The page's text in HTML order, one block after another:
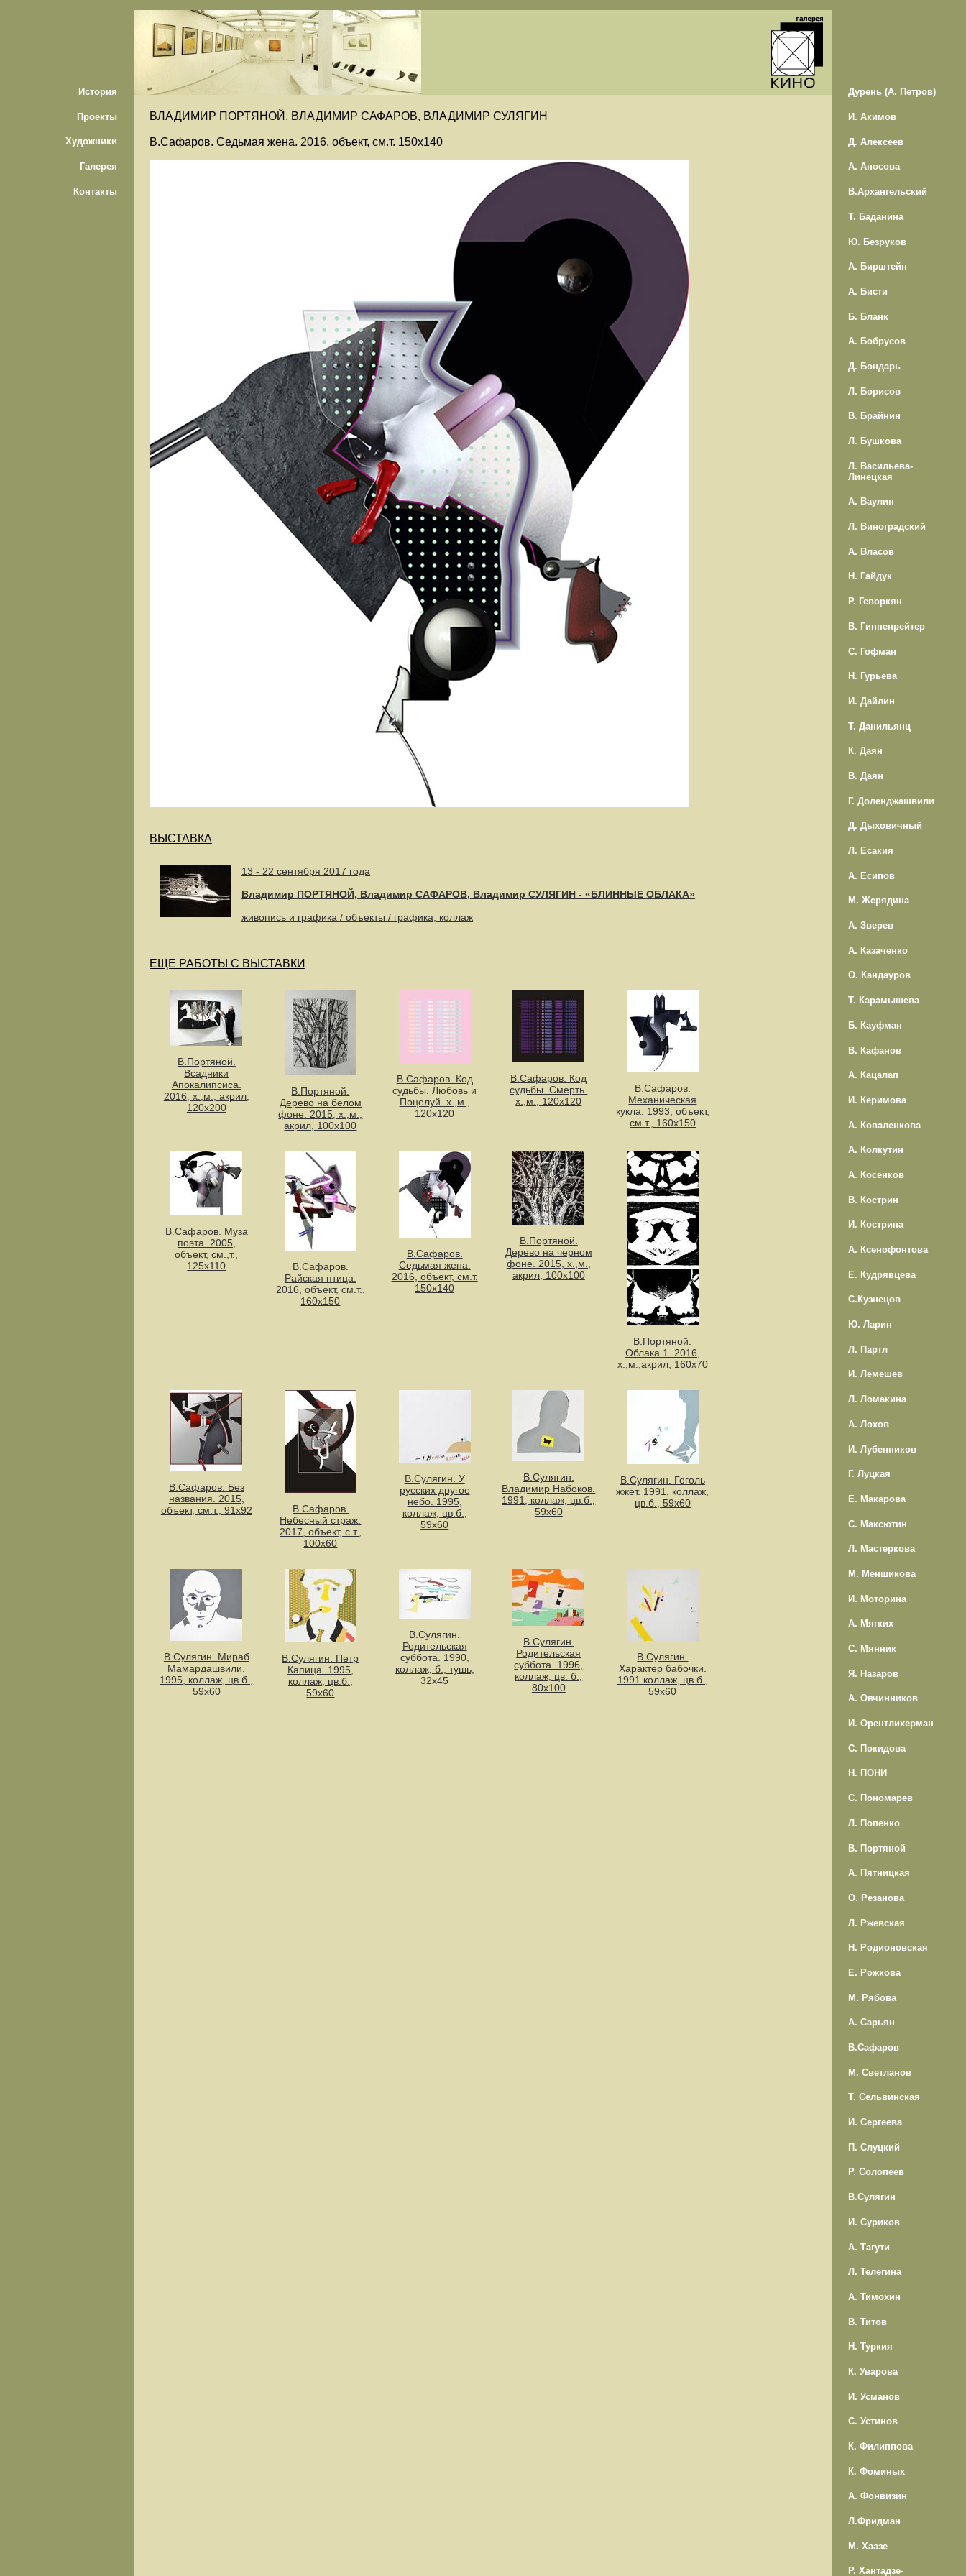
История
Проекты
Художники
Галерея
Контакты
ВЛАДИМИР ПОРТЯНОЙ, ВЛАДИМИР САФАРОВ, ВЛАДИМИР СУЛЯГИН
В.Сафаров. Седьмая жена. 2016, объект, см.т. 150х140
ВЫСТАВКА
13 - 22 сентября 2017 года
Владимир ПОРТЯНОЙ, Владимир САФАРОВ, Владимир СУЛЯГИН - «БЛИННЫЕ ОБЛАКА»
живопись и графика / объекты / графика, коллаж
ЕЩЕ РАБОТЫ С ВЫСТАВКИ
В.Портяной.
Всадники
Апокалипсиса.
2016, х.,м., акрил,
120х200
В.Портяной.
Дерево на белом
фоне. 2015, х.,м.,
акрил, 100х100
В.Сафаров. Код
судьбы. Любовь и
Поцелуй. х.,м.,
120х120
В.Сафаров. Код
судьбы. Смерть.
х.,м., 120х120
В.Сафаров.
Механическая
кукла. 1993, объект,
см.т., 160х150
В.Сафаров. Муза
поэта. 2005,
объект, см.,т.,
125х110
В.Сафаров.
Райская птица.
2016, объект, см.т.,
160х150
В.Сафаров.
Седьмая жена.
2016, объект, см.т.
150х140
В.Портяной.
Дерево на черном
фоне. 2015, х.,м.,
акрил, 100х100
В.Портяной.
Облака 1. 2016,
х.,м.,акрил, 160х70
В.Сафаров. Без
названия. 2015,
объект, см.т., 91х92
В.Сафаров.
Небесный страж.
2017, объект, с.т.,
100х60
В.Сулягин. У
русских другое
небо. 1995,
коллаж, цв.б.,
59х60
В.Сулягин.
Владимир Набоков.
1991, коллаж, цв.б.,
59х60
В.Сулягин. Гоголь
жжёт. 1991, коллаж,
цв.б., 59х60
В.Сулягин. Мираб
Мамардашвили.
1995, коллаж, цв.б.,
59х60
В.Сулягин. Петр
Капица. 1995,
коллаж, цв.б.,
59х60
В.Сулягин.
Родительская
суббота. 1990,
коллаж, б., тушь,
32х45
В.Сулягин.
Родительская
суббота. 1996,
коллаж, цв. б.,
80х100
В.Сулягин.
Характер бабочки.
1991 коллаж, цв.б.,
59х60
Дурень (А. Петров)
И. Акимов
Д. Алексеев
А. Аносова
В.Архангельский
Т. Баданина
Ю. Безруков
А. Бирштейн
А. Бисти
Б. Бланк
А. Бобрусов
Д. Бондарь
Л. Борисов
В. Брайнин
Л. Бушкова
Л. Васильева-
Линецкая
А. Ваулин
Л. Виноградский
А. Власов
Н. Гайдук
Р. Геворкян
В. Гиппенрейтер
С. Гофман
Н. Гурьева
И. Дайлин
Т. Данильянц
К. Даян
В. Даян
Г. Доленджашвили
Д. Дыховичный
Л. Есакия
А. Есипов
М. Жерядина
А. Зверев
А. Казаченко
О. Кандауров
Т. Карамышева
Б. Кауфман
В. Кафанов
А. Кацалап
И. Керимова
А. Коваленкова
А. Колкутин
А. Косенков
В. Кострин
И. Кострина
А. Ксенофонтова
Е. Кудрявцева
С.Кузнецов
Ю. Ларин
Л. Партл
И. Лемешев
Л. Ломакина
А. Лохов
И. Лубенников
Г. Луцкая
Е. Макарова
С. Максютин
Л. Мастеркова
М. Меншикова
И. Моторина
А. Мягких
С. Мянник
Я. Назаров
А. Овчинников
И. Орентлихерман
С. Покидова
Н. ПОНИ
С. Пономарев
Л. Попенко
В. Портяной
А. Пятницкая
О. Резанова
Л. Ржевская
Н. Родионовская
Е. Рожкова
М. Рябова
А. Сарьян
В.Сафаров
М. Светланов
Т. Сельвинская
И. Сергеева
П. Слуцкий
Р. Солопеев
В.Сулягин
И. Суриков
А. Тагути
Л. Телегина
А. Тимохин
В. Титов
Н. Туркия
К. Уварова
И. Усманов
С. Устинов
К. Филиппова
К. Фоминых
А. Фонвизин
Л.Фридман
М. Хаазе
Р. Хантадзе-